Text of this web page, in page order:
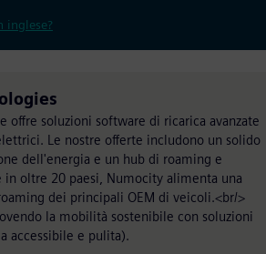
inglese?
soluzioni software di ricarica avanzate
Le nostre offerte includono un solido
dell'energia e un hub di roaming e
oltre 20 paesi, Numocity alimenta una
dei principali OEM di veicoli.<br/>
la mobilità sostenibile con soluzioni
accessibile e pulita).